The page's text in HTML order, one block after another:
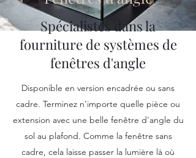
Spécialistes dans la
fourniture de systèmes de
fenêtres d'angle
Disponible en version encadrée ou sans
cadre. Terminez n'importe quelle pièce ou
extension avec une belle fenêtre d'angle du
sol au plafond. Comme la fenêtre sans
cadre, cela laisse passer la lumière là où